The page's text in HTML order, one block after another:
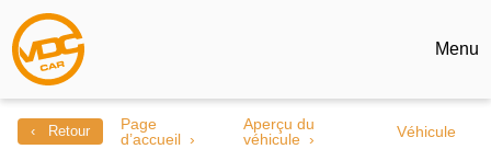
Menu
‹ Retour
Page
d’accueil
Aperçu du
véhicule
Véhicule